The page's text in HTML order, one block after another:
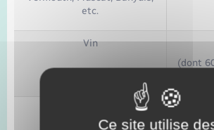
etc.
Vin
(dont
Ce site utilise